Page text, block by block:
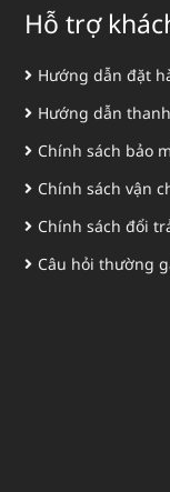
Hỗ trợ
Hướng dẫn đặt
Hướng dẫn
Chính sách bảo
Chính sách vận
Chính sách đổi
Câu hỏi thường